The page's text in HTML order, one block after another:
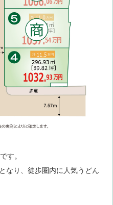
す。
なり、徒歩圏内に人気うどん